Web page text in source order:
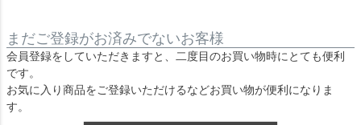
まだご登録がお済みでないお客様
会員登録をしていただきますと、二度目のお買い物時にとても便利
です。
お気に入り商品をご登録いただけるなどお買い物が便利になりま
す。